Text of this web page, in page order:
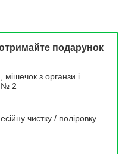
подарунок
з органзи і
№ 2
чистку / поліровку